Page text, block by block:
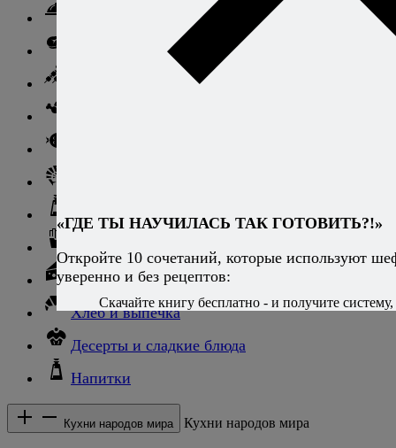
Соусы и блюда с ними
Гарниры
Сыры
Хлеб и выпечка
Десерты и сладкие блюда
Напитки
Кухни народов мира Кухни народов мира
«ГДЕ ТЫ НАУЧИЛАСЬ ТАК ГОТОВИТЬ?!»
Откройте 10 сочетаний, которые используют
уверенно и без рецептов:
Скачайте книгу бесплатно - и получите систему,